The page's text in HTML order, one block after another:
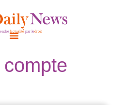
compte